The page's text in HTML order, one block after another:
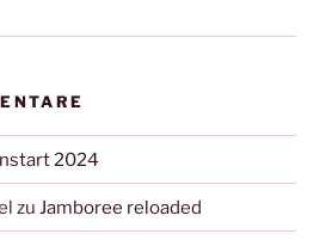
2024
zu Jamboree reloaded